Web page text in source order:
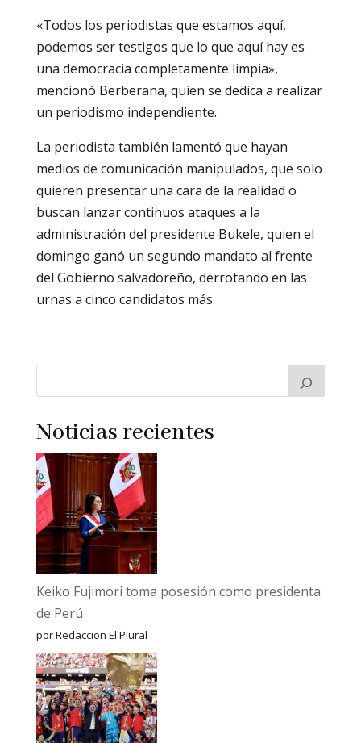
«Todos los periodistas que estamos aquí,
podemos ser testigos que lo que aquí hay es
una democracia completamente limpia»,
mencionó Berberana, quien se dedica a realizar
un periodismo independiente.
La periodista también lamentó que hayan
medios de comunicación manipulados, que solo
quieren presentar una cara de la realidad o
buscan lanzar continuos ataques a la
administración del presidente Bukele, quien el
domingo ganó un segundo mandato al frente
del Gobierno salvadoreño, derrotando en las
urnas a cinco candidatos más.
Noticias recientes
Keiko Fujimori toma posesión como presidenta
de Perú
por Redaccion El Plural